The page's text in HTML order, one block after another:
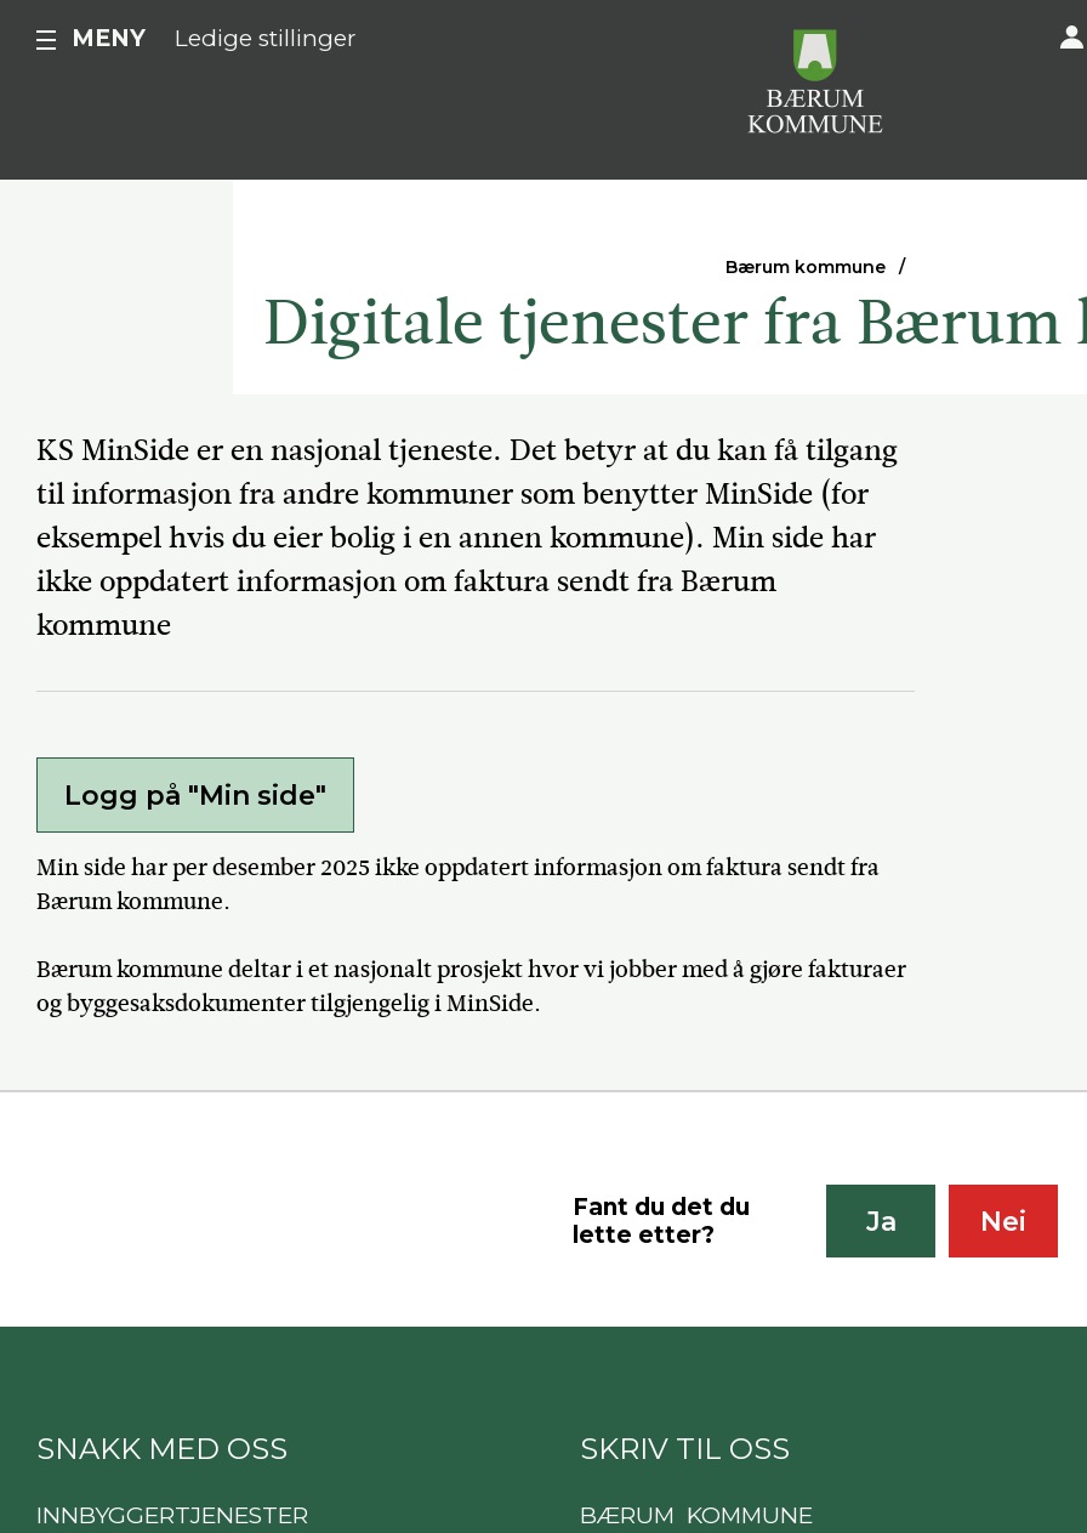
MENY Ledige stillinger
Bærum kommune
Digitale tjenester fra Bærum
KS MinSide er en nasjonal tjeneste. Det betyr at du kan få tilgang
til informasjon fra andre kommuner som benytter MinSide (for
eksempel hvis du eier bolig i en annen kommune). Min side har
ikke oppdatert informasjon om faktura sendt fra Bærum
kommune
Logg på "Min side"
Min side har per desember 2025 ikke oppdatert informasjon om faktura sendt fra
Bærum kommune.
Bærum kommune deltar i et nasjonalt prosjekt hvor vi jobber med å gjøre fakturaer
og byggesaksdokumenter tilgjengelig i MinSide.
Fant du det du
lette etter?
Ja Nei
SNAKK MED OSS
INNBYGGERTJENESTER
SKRIV TIL OSS
BÆRUM KOMMUNE